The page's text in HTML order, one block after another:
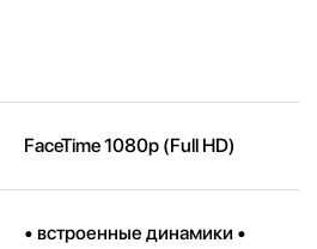
FaceTime 1080p (Full HD)
• встроенные динамики •